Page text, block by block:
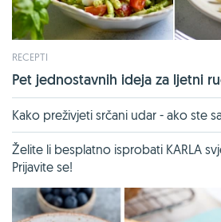
RECEPTI
Pet jednostavnih ideja za ljetni
Kako preživjeti srčani udar - ako ste
Želite li besplatno isprobati KARLA
Prijavite se!